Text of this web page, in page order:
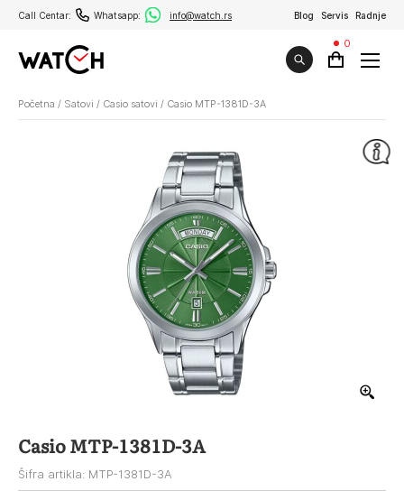
Call Centar: Whatsapp: info@watch.rs Blog Servis Radnje
0
Početna / Satovi / Casio satovi / Casio MTP-1381D-3A
Casio MTP-1381D-3A
Šifra artikla: MTP-1381D-3A